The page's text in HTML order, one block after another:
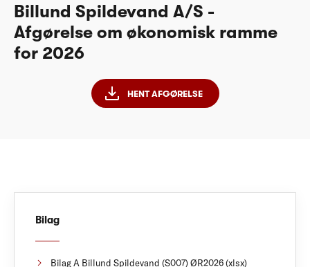
Billund Spildevand A/S -
Afgørelse om økonomisk ramme
for 2026
HENT AFGØRELSE
Bilag
Bilag A Billund Spildevand (S007) ØR2026 (xlsx)